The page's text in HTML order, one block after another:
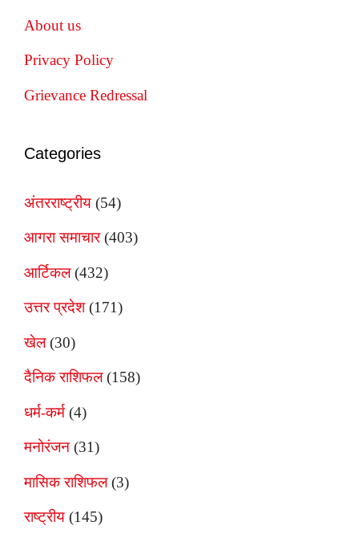
About us
Privacy Policy
Grievance Redressal
Categories
अंतरराष्ट्रीय (54)
आगरा समाचार(403)
आर्टिकल(432)
उत्तर प्रदेश(171)
खेल(30)
दैनिक राशिफल(158)
धर्म-कर्म (4)
मनोरंजन (31)
मासिक राशिफल(3)
राष्ट्रीय (145)